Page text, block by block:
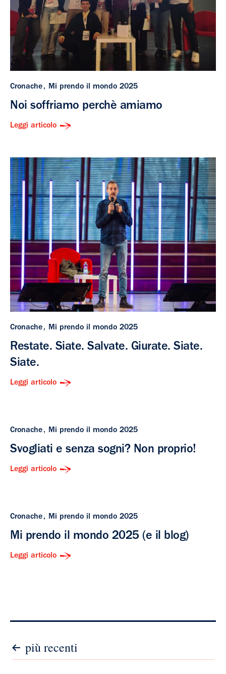
Cronache Mi prendo il mondo 2025
Noi soffriamo perchè amiamo
Leggi articolo
Cronache Mi prendo il mondo 2025
Restate. Siate. Salvate. Giurate. Siate.
Siate.
Leggi articolo
Cronache Mi prendo il mondo 2025
Svogliati e senza sogni? Non proprio!
Leggi articolo
Cronache Mi prendo il mondo 2025
Mi prendo il mondo 2025 (e il blog)
Leggi articolo
Paginazione
più recenti